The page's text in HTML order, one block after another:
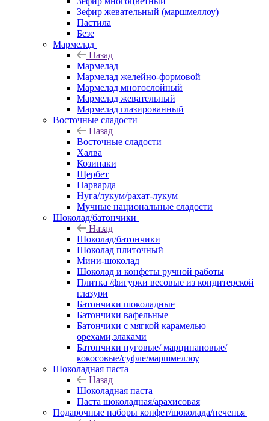
Зефир жевательный (маршмеллоу)
Пастила
Безе
Мармелад
Назад
Мармелад
Мармелад желейно-формовой
Мармелад многослойный
Мармелад жевательный
Мармелад глазированный
Восточные сладости
Назад
Восточные сладости
Халва
Козинаки
Щербет
Парварда
Нуга/лукум/рахат-лукум
Мучные национальные сладости
Шоколад/батончики
Назад
Шоколад/батончики
Шоколад плиточный
Мини-шоколад
Шоколад и конфеты ручной работы
Плитка /фигурки весовые из кондитерской
глазури
Батончики шоколадные
Батончики вафельные
Батончики с мягкой карамелью
орехами,злаками
Батончики нуговые/ марципановые/
кокосовые/суфле/маршмеллоу
Шоколадная паста
Назад
Шоколадная паста
Паста шоколадная/арахисовая
Подарочные наборы конфет/шоколада/печенья